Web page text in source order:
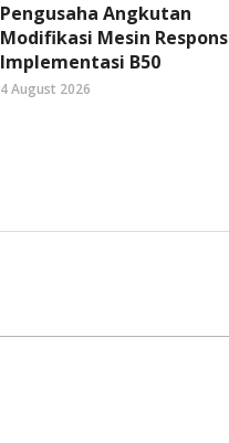
Pengusaha Angkutan
Modifikasi Mesin Respons
Implementasi B50
4 August 2026